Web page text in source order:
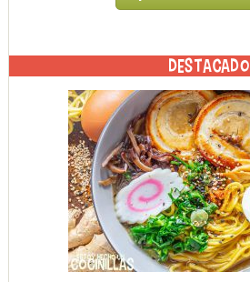
DESTACADO